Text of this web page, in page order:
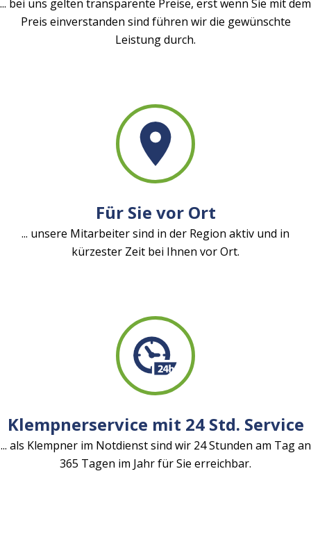
... bei uns gelten transparente Preise, erst wenn Sie mit dem
Preis einverstanden sind führen wir die gewünschte
Leistung durch.
Für Sie vor Ort
... unsere Mitarbeiter sind in der Region aktiv und in
kürzester Zeit bei Ihnen vor Ort.
Klempnerservice mit 24 Std. Service
... als Klempner im Notdienst sind wir 24 Stunden am Tag an
365 Tagen im Jahr für Sie erreichbar.